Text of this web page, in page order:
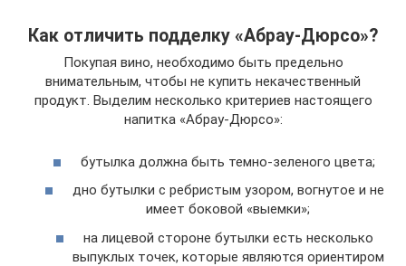
Как отличить подделку «Абрау-Дюрсо»?
Покупая вино, необходимо быть предельно
внимательным, чтобы не купить некачественный
продукт. Выделим несколько критериев настоящего
напитка «Абрау-Дюрсо»:
бутылка должна быть темно-зеленого цвета;
дно бутылки с ребристым узором, вогнутое и не
имеет боковой «выемки»;
на лицевой стороне бутылки есть несколько
выпуклых точек, которые являются ориентиром